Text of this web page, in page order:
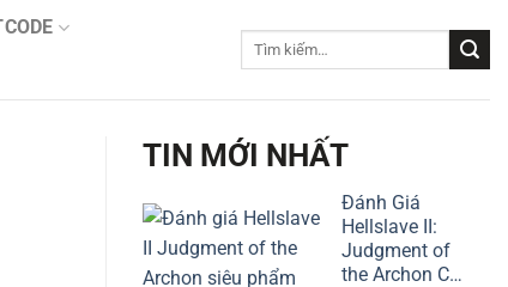
TIN MỚI NHẤT
Đánh Giá
Hellslave II:
Judgment of
the Archon Chi